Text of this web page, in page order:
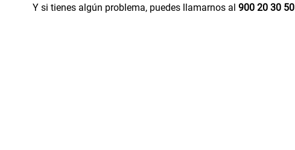
Y si tienes algún problema, puedes llamarnos al 900 20 30 50